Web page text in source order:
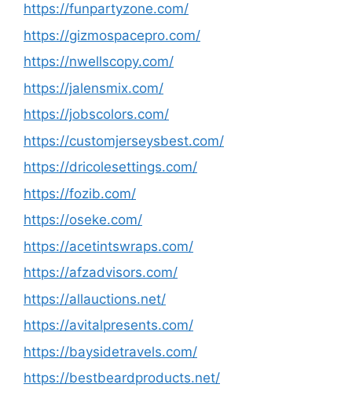
https://funpartyzone.com/
https://gizmospacepro.com/
https://nwellscopy.com/
https://jalensmix.com/
https://jobscolors.com/
https://customjerseysbest.com/
https://dricolesettings.com/
https://fozib.com/
https://oseke.com/
https://acetintswraps.com/
https://afzadvisors.com/
https://allauctions.net/
https://avitalpresents.com/
https://baysidetravels.com/
https://bestbeardproducts.net/